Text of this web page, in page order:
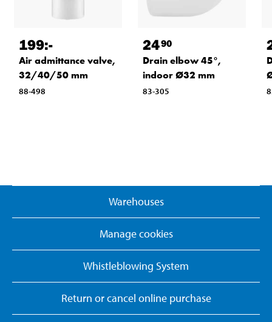
199:-
Air admittance valve,
32/40/50 mm
88-498
2490
Drain elbow 45°,
indoor Ø32 mm
83-305
Warehouses
Manage cookies
Whistleblowing System
Return or cancel online purchase